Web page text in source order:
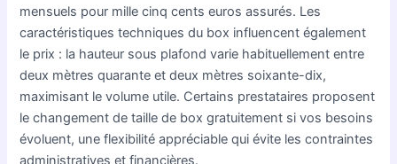
mensuels pour mille cinq cents euros assurés. Les
caractéristiques techniques du box influencent également
le prix : la hauteur sous plafond varie habituellement entre
deux mètres quarante et deux mètres soixante-dix,
maximisant le volume utile. Certains prestataires proposent
le changement de taille de box gratuitement si vos besoins
évoluent, une flexibilité appréciable qui évite les contraintes
administratives et financières.